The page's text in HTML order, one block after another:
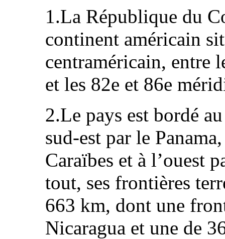
1.La République du
continent américain
centraméricain, entre
et les 82e et 86e
2.Le pays est bordé
sud-est par le
Caraïbes et à l’ouest
tout, ses frontières
663 km, dont une
Nicaragua et une de